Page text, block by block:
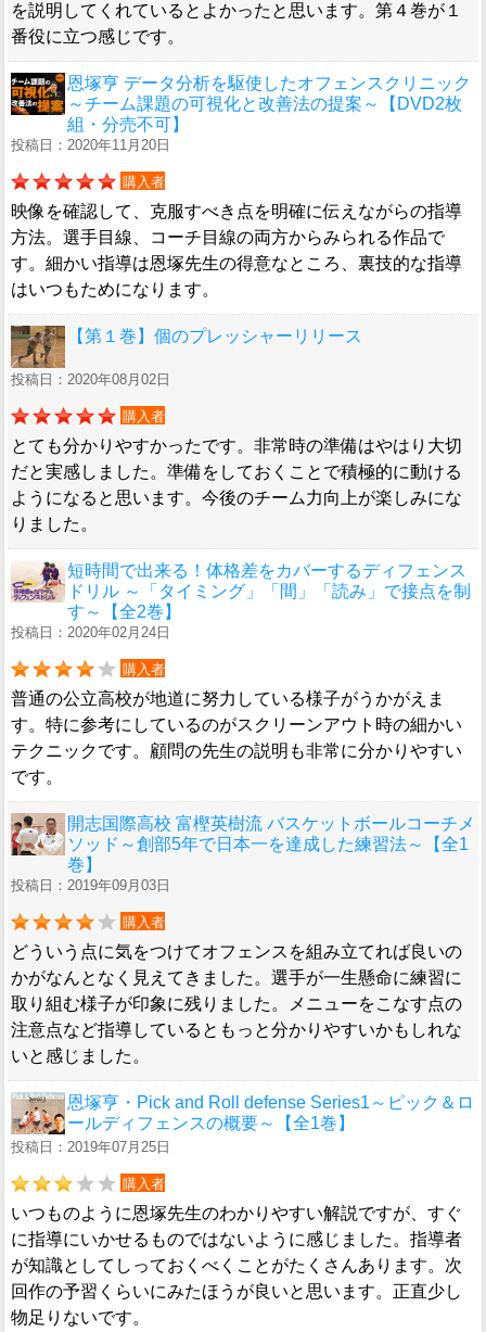
を説明してくれているとよかったと思います。第４巻が１
番役に立つ感じです。
恩塚亨 データ分析を駆使したオフェンスクリニック
～チーム課題の可視化と改善法の提案～【DVD2枚
組・分売不可】
投稿日：2020年11月20日
購入者
映像を確認して、克服すべき点を明確に伝えながらの指導
方法。選手目線、コーチ目線の両方からみられる作品で
す。細かい指導は恩塚先生の得意なところ、裏技的な指導
はいつもためになります。
【第１巻】個のプレッシャーリリース
投稿日：2020年08月02日
購入者
とても分かりやすかったです。非常時の準備はやはり大切
だと実感しました。準備をしておくことで積極的に動ける
ようになると思います。今後のチーム力向上が楽しみにな
りました。
短時間で出来る！体格差をカバーするディフェンス
ドリル ～「タイミング」「間」「読み」で接点を制
す～【全2巻】
投稿日：2020年02月24日
購入者
普通の公立高校が地道に努力している様子がうかがえま
す。特に参考にしているのがスクリーンアウト時の細かい
テクニックです。顧問の先生の説明も非常に分かりやすい
です。
開志国際高校 富樫英樹流 バスケットボールコーチメ
ソッド～創部5年で日本一を達成した練習法～【全1
巻】
投稿日：2019年09月03日
購入者
どういう点に気をつけてオフェンスを組み立てれば良いの
かがなんとなく見えてきました。選手が一生懸命に練習に
取り組む様子が印象に残りました。メニューをこなす点の
注意点など指導しているともっと分かりやすいかもしれな
いと感じました。
恩塚亨・Pick and Roll defense Series1～ピック＆ロ
ールディフェンスの概要～【全1巻】
投稿日：2019年07月25日
購入者
いつものように恩塚先生のわかりやすい解説ですが、すぐ
に指導にいかせるものではないように感じました。指導者
が知識としてしっておくべくことがたくさんあります。次
回作の予習くらいにみたほうが良いと思います。正直少し
物足りないです。